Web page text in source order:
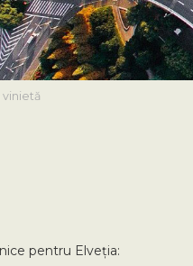
vinietă
pentru Elveția: